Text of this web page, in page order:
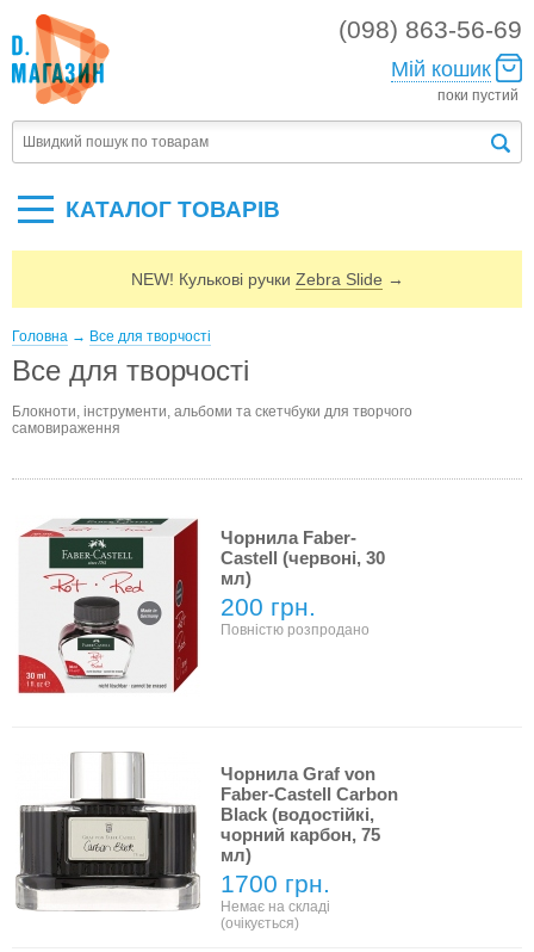
(098) 863-56-69
Мій кошик
поки пустий
КАТАЛОГ ТОВАРIВ
NEW! Кулькові ручки Zebra Slide →
Головна → Все для творчості
Все для творчості
Блокноти, інструменти, альбоми та скетчбуки для творчого
самовираження
Чорнила Faber-
Castell (червоні, 30
мл)
200 грн.
Повністю розпродано
Чорнила Graf von
Faber-Castell Carbon
Black (водостійкі,
чорний карбон, 75
мл)
1700 грн.
Немає на складі
(очікується)